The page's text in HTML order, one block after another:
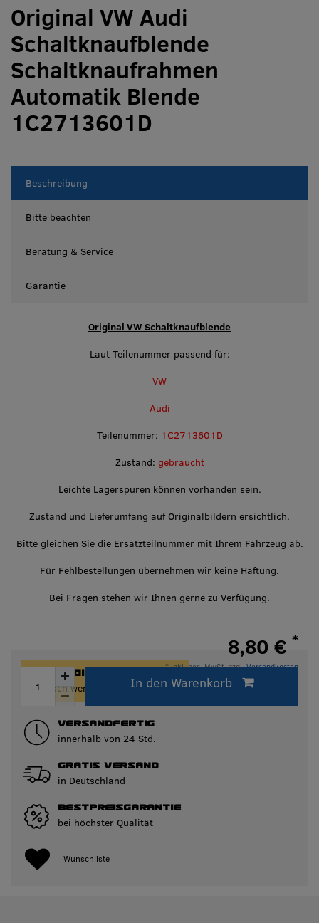
Original VW Audi
Schaltknaufblende
Schaltknaufrahmen
Automatik Blende
1C2713601D
Beschreibung
Bitte beachten
Beratung & Service
Garantie
Original VW Schaltknaufblende
Laut Teilenummer passend für:
VW
Audi
Teilenummer: 1C2713601D
Zustand: gebraucht
Leichte Lagerspuren können vorhanden sein.
Zustand und Lieferumfang auf Originalbildern ersichtlich.
Bitte gleichen Sie die Ersatzteilnummer mit Ihrem Fahrzeug ab.
Für Fehlbestellungen übernehmen wir keine Haftung.
Bei Fragen stehen wir Ihnen gerne zu Verfügung.
VERSANDFERTIG
innerhalb von 24 Std.
GRATIS VERSAND
in Deutschland
BESTPREISGARANTIE
bei höchster Qualität
Wunschliste
ACHTUNG!
Nur noch wenige Artikel auf Lager!
8,80 € *
* inkl. ges. MwSt. zzgl.Versandkosten
Innerhalb von 24h versandfertig.
In den Warenkorb